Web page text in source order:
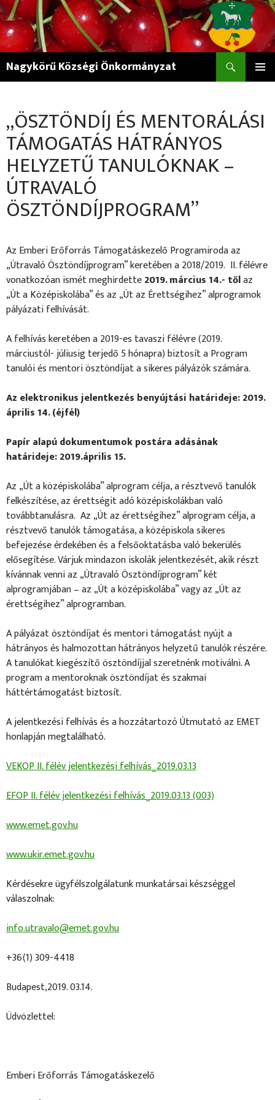
Nagykörű Községi Önkormányzat
„ÖSZTÖNDÍJ ÉS MENTORÁLÁSI
TÁMOGATÁS HÁTRÁNYOS
HELYZETŰ TANULÓKNAK –
ÚTRAVALÓ
ÖSZTÖNDÍJPROGRAM”
Az Emberi Erőforrás Támogatáskezelő Programiroda az
„Útravaló Ösztöndíjprogram” keretében a 2018/2019. II. félévre
vonatkozóan ismét meghirdette2019. március 14.- tőlaz
„Út a Középiskolába” és az „Út az Érettségihez” alprogramok
pályázati felhívását.
A felhívás keretében a 2019-es tavaszi félévre (2019.
márciustól- júliusig terjedő 5 hónapra) biztosít a Program
tanulói és mentori ösztöndíjat a sikeres pályázók számára.
Az elektronikus jelentkezés benyújtási határideje: 2019.
április 14. (éjfél)
Papír alapú dokumentumok postára adásának
határideje: 2019.április 15.
Az „Út a középiskolába” alprogram célja, a résztvevő tanulók
felkészítése, az érettségit adó középiskolákban való
továbbtanulásra. Az „Út az érettségihez” alprogram célja, a
résztvevő tanulók támogatása, a középiskola sikeres
befejezése érdekében és a felsőoktatásba való bekerülés
elősegítése. Várjuk mindazon iskolák jelentkezését, akik részt
kívánnak venni az „Útravaló Ösztöndíjprogram” két
alprogramjában – az „Út a középiskolába” vagy az „Út az
érettségihez” alprogramban.
A pályázat ösztöndíjat és mentori támogatást nyújt a
hátrányos és halmozottan hátrányos helyzetű tanulók részére.
A tanulókat kiegészítő ösztöndíjjal szeretnénk motiválni. A
program a mentoroknak ösztöndíjat és szakmai
háttértámogatást biztosít.
A jelentkezési felhívás és a hozzátartozó Útmutató az EMET
honlapján megtalálható.
VEKOP II. félév jelentkezési felhívás_2019.03.13
EFOP II. félév jelentkezési felhívás_2019.03.13 (003)
www.emet.gov.hu
www.ukir.emet.gov.hu
Kérdésekre ügyfélszolgálatunk munkatársai készséggel
válaszolnak:
info.utravalo@emet.gov.hu
+36(1) 309-4418
Budapest,2019. 03.14.
Üdvözlettel:
Emberi Erőforrás Támogatáskezelő